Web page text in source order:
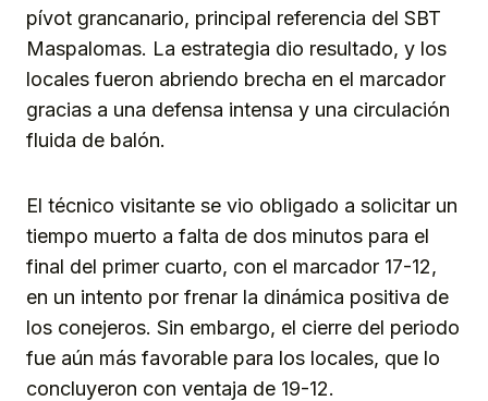
pívot grancanario, principal referencia del SBT
Maspalomas. La estrategia dio resultado, y los
locales fueron abriendo brecha en el marcador
gracias a una defensa intensa y una circulación
fluida de balón.
El técnico visitante se vio obligado a solicitar un
tiempo muerto a falta de dos minutos para el
final del primer cuarto, con el marcador 17-12,
en un intento por frenar la dinámica positiva de
los conejeros. Sin embargo, el cierre del periodo
fue aún más favorable para los locales, que lo
concluyeron con ventaja de 19-12.